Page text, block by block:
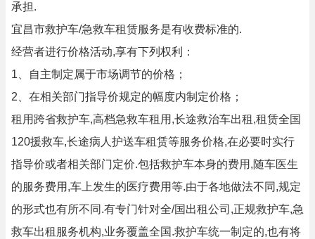
承担.
宜昌市救护车/急救车租赁服务是有收费标准的.
经营者进行价格活动,享有下列权利：
1、自主制定属于市场调节的价格；
2、在相关部门指导价规定的幅度内制定价格；
租用跨省救护车,高档急救车租用,长途救治车出租,租赁全国
120援救车,长途病人护送车租赁等服务价格,在必要时实行
指导价或者相关部门定价.包括救护车本身的费用,随车医生
的服务费用,车上发生的医疗费用等.由于各地做法不同,规定
的形式也有所不同.有专门针对全/国出租公司,正规救护车,急
救车出租服务机构,业务覆盖全国.救护车统一制定的,也有将